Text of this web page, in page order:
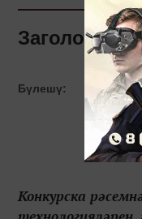
Заголовок:
Бүлешү:
Конкурска